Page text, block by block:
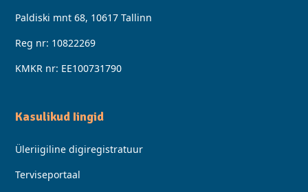
Paldiski mnt 68, 10617 Tallinn
Reg nr: 10822269
KMKR nr: EE100731790
Kasulikud Iingid
Üleriigiline digiregistratuur
Terviseportaal